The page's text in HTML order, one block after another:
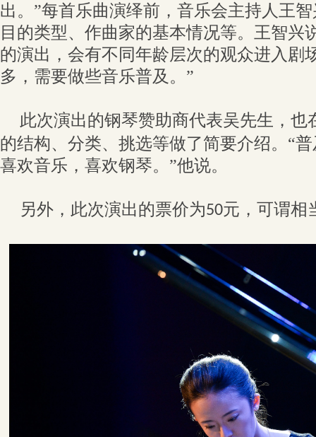
出。”每首乐曲演绎前，音乐会主持人王
目的类型、作曲家的基本情况等。王智兴
的演出，会有不同年龄层次的观众进入剧
多，需要做些音乐普及。”
此次演出的钢琴赞助商代表吴先生，也
的结构、分类、挑选等做了简要介绍。“
喜欢音乐，喜欢钢琴。”他说。
另外，此次演出的票价为50元，可谓相